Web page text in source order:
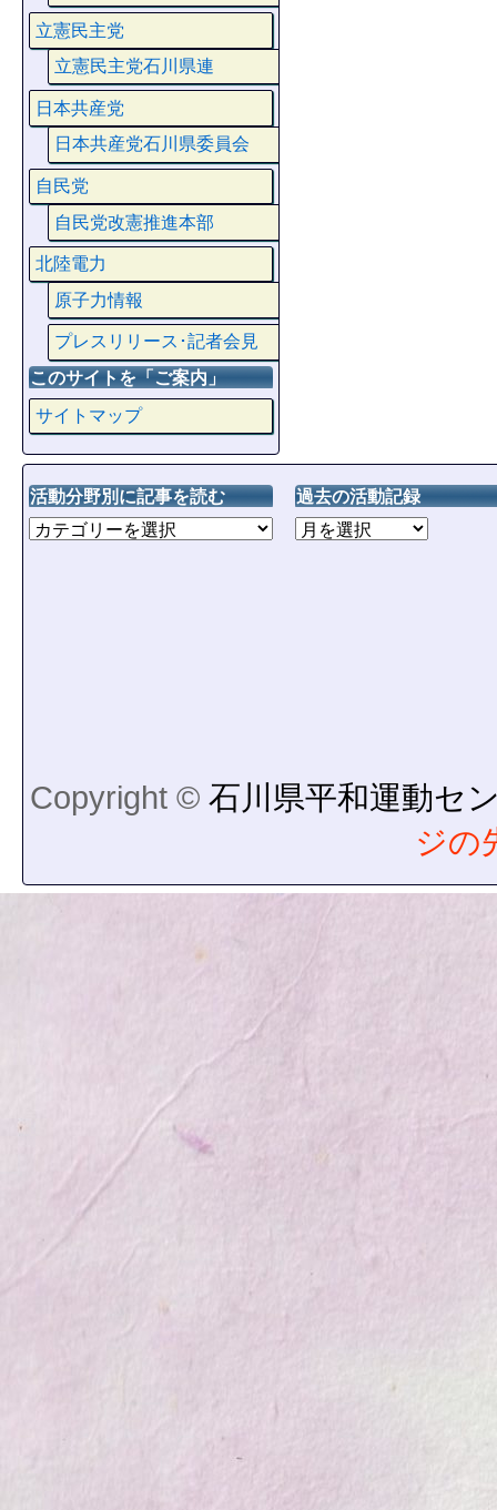
立憲民主党
立憲民主党石川県連
日本共産党
日本共産党石川県委員会
自民党
自民党改憲推進本部
北陸電力
原子力情報
プレスリリース･記者会見
このサイトを「ご案内」
サイトマップ
活動分野別に記事を読む 過去の活動記録
Copyright © 石川県平和運動セ
ジの